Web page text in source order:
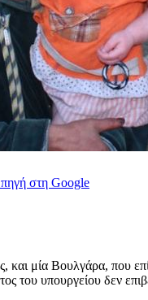
στη Google
μία Βουλγάρα, που
του υπουργείου δεν